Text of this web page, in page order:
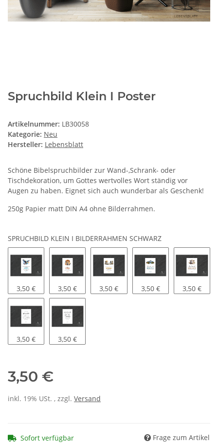
Spruchbild Klein I Poster
Artikelnummer: LB30058
Kategorie: Neu
Hersteller: Lebensblatt
Schöne Bibelspruchbilder zur Wand-,Schrank- oder
Tischdekoration, um Gottes wertvolles Wort ständig vor
Augen zu haben. Eignet sich auch wunderbar als Geschenk!
250g Papier matt DIN A4 ohne Bilderrahmen.
SPRUCHBILD KLEIN I BILDERRAHMEN SCHWARZ
3,50 € 3,50 € 3,50 € 3,50 € 3,50 €
3,50 € 3,50 €
3,50 €
inkl. 19% USt. , zzgl. Versand
Sofort verfügbar Frage zum Artikel